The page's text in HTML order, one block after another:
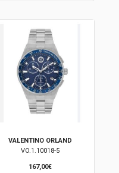
VALENTINO ORLAND
VO.1.10018-5
167,00€